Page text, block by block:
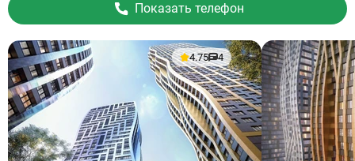
Показать телефон
4.75 4